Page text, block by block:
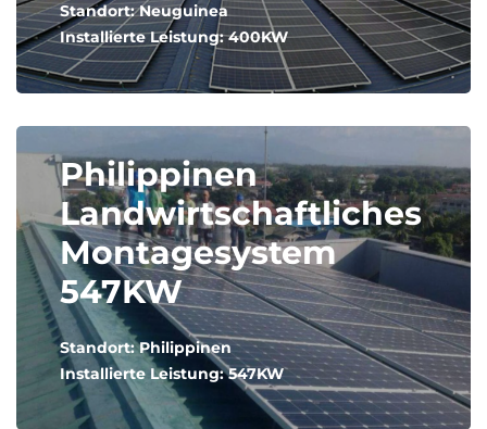
Standort: Neuguinea
Installierte Leistung: 400KW
Philippinen
Landwirtschaftliches
Montagesystem
547KW
Standort: Philippinen
Installierte Leistung: 547KW